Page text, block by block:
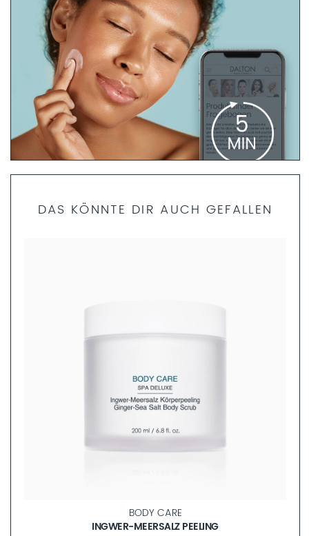
PRODUKTFINDER FRAGEBOGEN
Bist du dir unsicher, welche Produkte die richtigen für dich
DAS KÖNNTE DIR AUCH GEFALLEN
BODY CARE
INGWER-MEERSALZ PEELING